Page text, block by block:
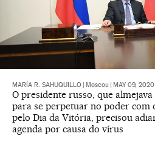
MARÍA R. SAHUQUILLO Moscou MAY 09,
O presidente russo, que
para se perpetuar no poder
pelo Dia da Vitória, precisou
agenda por causa do vírus